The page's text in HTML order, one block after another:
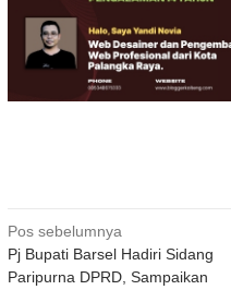
Navigasi
pos
Pos sebelumnya
Pj Bupati Barsel Hadiri Sidang
Paripurna DPRD, Sampaikan